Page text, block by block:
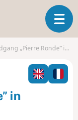
T
o
g
l
n
„Pierre Ronde” in Beaumesnil
in